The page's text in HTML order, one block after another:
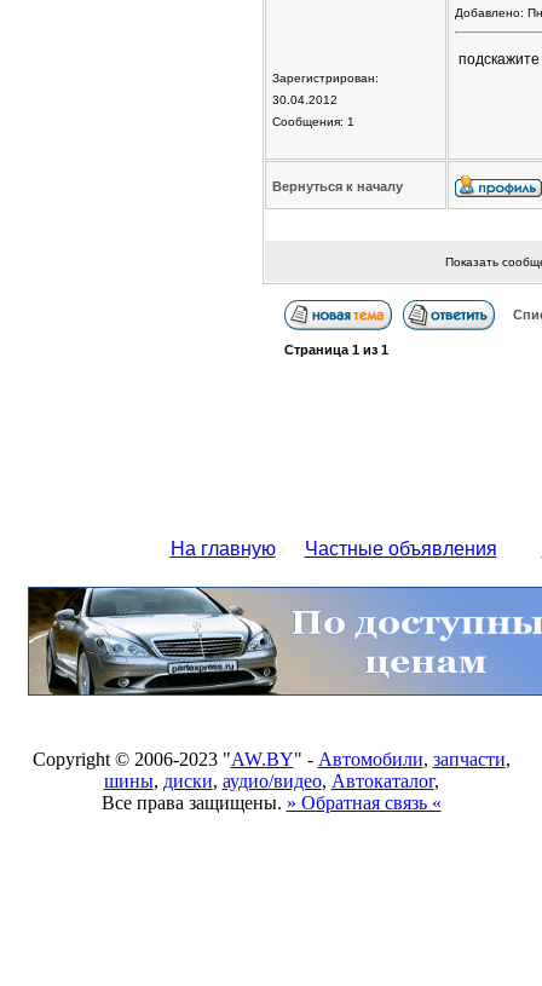
Зарегистрирован:
30.04.2012
Сообщения: 1
Добавлено:
Вернуться к началу
Показать
Страница 1из 1
На главную Частные объявления
Copyright © 2006-2023 "AW.BY" - Автомобили, запчасти,
шины, диски, аудио/видео, Автокаталог,
Все права защищены. » Обратная связь «